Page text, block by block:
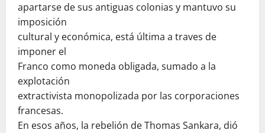
apartarse de sus antiguas colonias y mantuvo su
imposición
cultural y económica, está última a traves de
imponer el
Franco como moneda obligada, sumado a la
explotación
extractivista monopolizada por las corporaciones
francesas.
En esos años, la rebelión de Thomas Sankara, dió